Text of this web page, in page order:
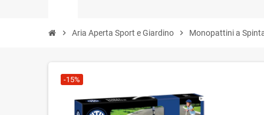
chevron_right Aria Aperta Sport e Giardino chevron_right Monopattini a
-15%